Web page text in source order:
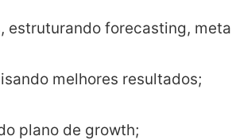
forecasting,
melhores resultados;
plano de growth;